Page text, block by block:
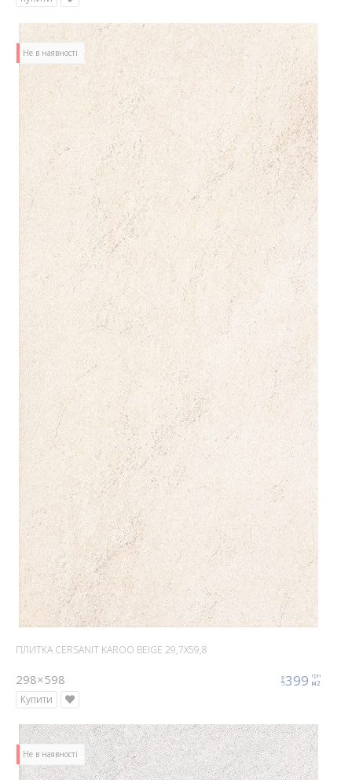
Не в наявності
ПЛИТКА CERSANIT KAROO BEIGE 29,7X59,8
298×598 ціна399 грн
м2
Купити
Не в наявності